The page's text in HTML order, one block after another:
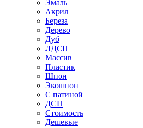
Эмаль
Акрил
Береза
Дерево
Дуб
ЛДСП
Массив
Пластик
Шпон
Экошпон
С патиной
ДСП
Стоимость
Дешевые